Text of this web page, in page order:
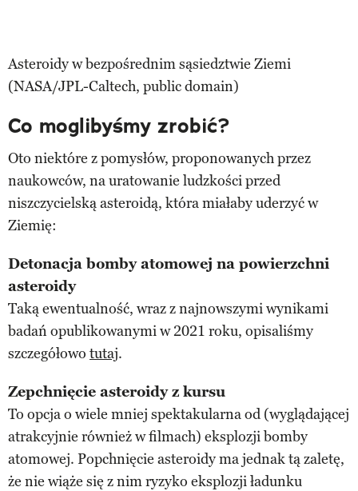
Asteroidy w bezpośrednim sąsiedztwie Ziemi
(NASA/JPL-Caltech, public domain)
Co moglibyśmy zrobić?
Oto niektóre z pomysłów, proponowanych przez
naukowców, na uratowanie ludzkości przed
niszczycielską asteroidą, która miałaby uderzyć w
Ziemię:
Detonacja bomby atomowej na powierzchni
asteroidy
Taką ewentualność, wraz z najnowszymi wynikami
badań opublikowanymi w 2021 roku, opisaliśmy
szczegółowo tutaj.
Zepchnięcie asteroidy z kursu
To opcja o wiele mniej spektakularna od (wyglądającej
atrakcyjnie również w filmach) eksplozji bomby
atomowej. Popchnięcie asteroidy ma jednak tą zaletę,
że nie wiąże się z nim ryzyko eksplozji ładunku